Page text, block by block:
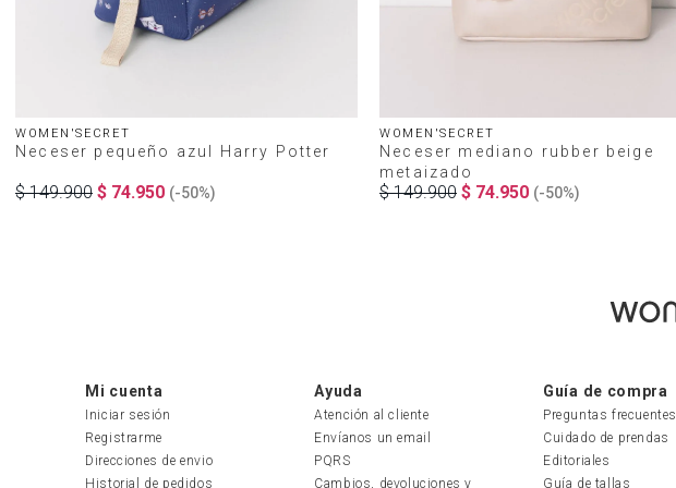
WOMEN'SECRET
Neceser pequeño azul Harry Potter
$ 149.900 $ 74.950 (-50%)
WOMEN'SECRET
Neceser mediano rubber beige
metaizado
$ 149.900 $ 74.950 (-50%)
Mi cuenta
Iniciar sesión
Registrarme
Direcciones de envio
Historial de pedidos
Ayuda
Atención al cliente
Envíanos un email
PQRS
Cambios, devoluciones y
Guía de compra
Preguntas frecuentes
Cuidado de prendas
Editoriales
Guía de tallas